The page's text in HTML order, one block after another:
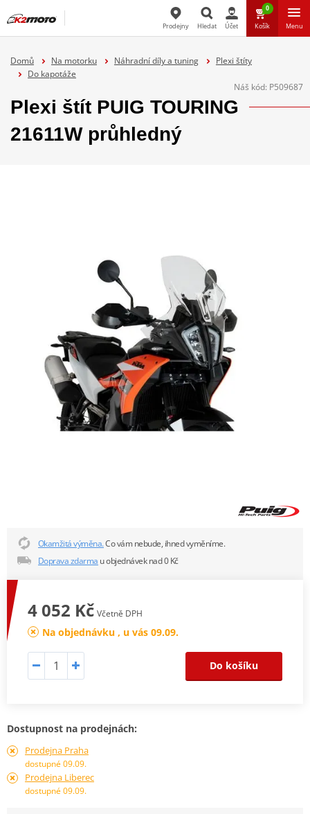
Prodejny Hledat Účet
0
Košík Menu
Domů Na motorku Náhradní díly a tuning
Plexi štíty
Do kapotáže
Náš kód: P509687
Plexi štít PUIG TOURING
21611W průhledný
Okamžitá výměna.Co vám nebude, ihned vyměníme.
Doprava zdarma u objednávek nad 0 Kč
4 052 Kč Včetně DPH
Na objednávku , u vás 09.09.
Do košíku
Dostupnost na prodejnách:
Prodejna Praha
dostupné 09.09.
Prodejna Liberec
dostupné 09.09.